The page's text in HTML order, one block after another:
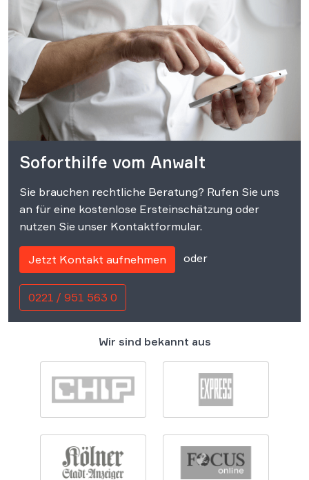
Soforthilfe vom Anwalt
Sie brauchen rechtliche Beratung? Rufen Sie uns
an für eine kostenlose Ersteinschätzung oder
nutzen Sie unser Kontaktformular.
Jetzt Kontakt aufnehmen oder
0221 / 951 563 0
Wir sind bekannt aus